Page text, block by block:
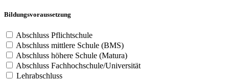
Bildungsvoraussetzung
Abschluss Pflichtschule
Abschluss mittlere Schule (BMS)
Abschluss höhere Schule (Matura)
Abschluss Fachhochschule/Universität
Lehrabschluss